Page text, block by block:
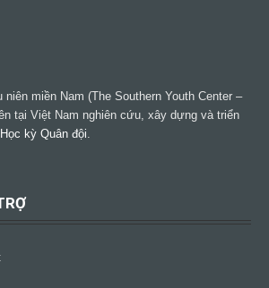
niên miền Nam (The Southern Youth Center –
tại Việt Nam nghiên cứu, xây dựng và triển
Học kỳ Quân đội.